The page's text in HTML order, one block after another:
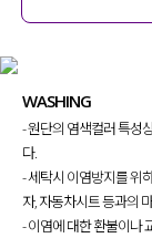
WASHING
- 원단의 염색컬러 특성
다.
- 세탁시 이염방지를 위
자, 자동차시트 등과의
- 이염에 대한 환불이나